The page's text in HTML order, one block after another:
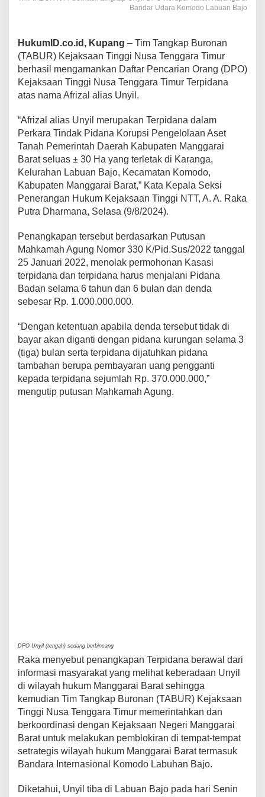
Bandar Udara Komodo Labuan Bajo
HukumID.co.id, Kupang – Tim Tangkap Buronan
(TABUR) Kejaksaan Tinggi Nusa Tenggara Timur
berhasil mengamankan Daftar Pencarian Orang (DPO)
Kejaksaan Tinggi Nusa Tenggara Timur Terpidana
atas nama Afrizal alias Unyil.
“Afrizal alias Unyil merupakan Terpidana dalam
Perkara Tindak Pidana Korupsi Pengelolaan Aset
Tanah Pemerintah Daerah Kabupaten Manggarai
Barat seluas ± 30 Ha yang terletak di Karanga,
Kelurahan Labuan Bajo, Kecamatan Komodo,
Kabupaten Manggarai Barat,” Kata Kepala Seksi
Penerangan Hukum Kejaksaan Tinggi NTT, A. A. Raka
Putra Dharmana, Selasa (9/8/2024).
Penangkapan tersebut berdasarkan Putusan
Mahkamah Agung Nomor 330 K/Pid.Sus/2022 tanggal
25 Januari 2022, menolak permohonan Kasasi
terpidana dan terpidana harus menjalani Pidana
Badan selama 6 tahun dan 6 bulan dan denda
sebesar Rp. 1.000.000.000.
“Dengan ketentuan apabila denda tersebut tidak di
bayar akan diganti dengan pidana kurungan selama 3
(tiga) bulan serta terpidana dijatuhkan pidana
tambahan berupa pembayaran uang pengganti
kepada terpidana sejumlah Rp. 370.000.000,”
mengutip putusan Mahkamah Agung.
DPO Unyil (tengah) sedang berbincang
Raka menyebut penangkapan Terpidana berawal dari
informasi masyarakat yang melihat keberadaan Unyil
di wilayah hukum Manggarai Barat sehingga
kemudian Tim Tangkap Buronan (TABUR) Kejaksaan
Tinggi Nusa Tenggara Timur memerintahkan dan
berkoordinasi dengan Kejaksaan Negeri Manggarai
Barat untuk melakukan pemblokiran di tempat-tempat
setrategis wilayah hukum Manggarai Barat termasuk
Bandara Internasional Komodo Labuhan Bajo.
Diketahui, Unyil tiba di Labuan Bajo pada hari Senin